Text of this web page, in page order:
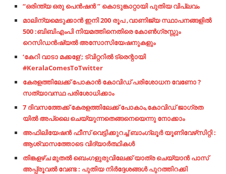
“ഒരിന്ത്യ ഒരു പെൻഷൻ ” കൊടുങ്കാറ്റായി പുതിയ വിപ്ലവം
മാലിന്യമെടുക്കാൻ ഇനി 200 രൂപ ,വാണിജ്യ സ്ഥാപനങ്ങളിൽ
500 :ബിബിഎംപി നിയമത്തിനെതിരെ കോൺഗ്രസ്സും
റെസിഡൻഷ്യൽ അസോസിയേഷനുകളും
‘കേറി വാടാ മക്കളേ’; ട്വിറ്ററില്‍ ട്രെന്റായി
#KeralaComesToTwitter
കേരളത്തിലേക്ക് പോകാൻ കോവിഡ് പരിശോധന വേണോ ?
സത്യാവസ്ഥ പരിശോധിക്കാം
7 ദിവസത്തേക്ക് കേരളത്തിലേക്ക് പോകാം,കോവിഡ് ജാഗ്രത
യിൽ അപ്ലൈ ചെയ്യുന്നതെങ്ങനെയെന്നു നോക്കാം
അഫിലിയേഷൻ ഫീസ് വെട്ടിക്കുറച്ച് ബാംഗ്ലൂർ യൂണിവേഴ്‌സിറ്റി :
ആശ്വാസത്തോടെ വിദ്യാർത്ഥികൾ
തിങ്കളഴ്ച മുതൽ ബെംഗളുരുവിലേക്ക് യാത്ര ചെയ്യാൻ പാസ്
അപ്പ്രൂവൽ വേണ്ട : പുതിയ നിർദ്ദേശങ്ങൾ പുറത്തിറക്കി